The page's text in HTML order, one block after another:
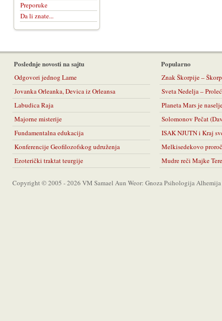
Preporuke
Da li znate...
Poslednje novosti na sajtu
Odgovori jednog Lame
Jovanka Orleanka, Devica iz Orleansa
Labudica Raja
Majorne misterije
Fundamentalna edukacija
Konferencije Geofilozofskog udruženja
Ezoterički traktat teurgije
Popularno
Znak Škorpije –
Sveta Nedelja –
Planeta Mars je
Solomonov Pečat
ISAK NJUTN i Kraj
Melkisedekovo
Mudre reči Majke
Copyright © 2005 - 2026 VM Samael Aun Weor: Gnoza Psihologija